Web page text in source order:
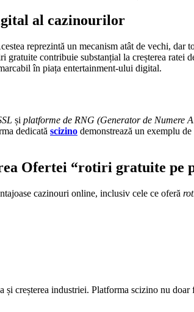
al cazinourilor
reprezintă un mecanism atât de vechi, dar
gratuite contribuie substanțial la creșterea ratei
în piața entertainment-ului digital.
și platforme de RNG (Generator de Numere
dedicată scizino demonstrează un exemplu
Ofertei “rotiri gratuite pe
cazinouri online, inclusiv cele ce oferă
creșterea industriei. Platforma scizino nu doar